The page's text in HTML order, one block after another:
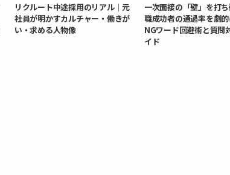
リクルート中途採用のリアル｜元
社員が明かすカルチャー・働きが
い・求める人物像
一次面接の「壁」を打
職成功者の通過率を劇
NGワード回避術と質問
イド